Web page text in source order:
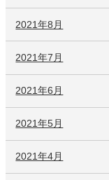
2021年8月
2021年7月
2021年6月
2021年5月
2021年4月